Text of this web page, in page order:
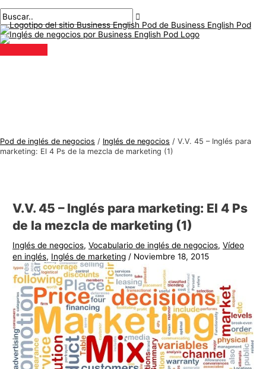
al
contenido
principal
Pod de inglés de negocios / Inglés de negocios / V.V. 45 – Inglés para
marketing: El 4 Ps de la mezcla de marketing (1)
V.V. 45 – Inglés para marketing: El 4 Ps
de la mezcla de marketing (1)
Inglés de negocios,Vocabulario de inglés de negocios,Vídeo
en inglés, Inglés de marketing / Noviembre 18, 2015
de
navegación
aquí..
electrónico*
T
e
m
a
g
d
e
n
e
g
o
c
i
o
s
B
u
s
c